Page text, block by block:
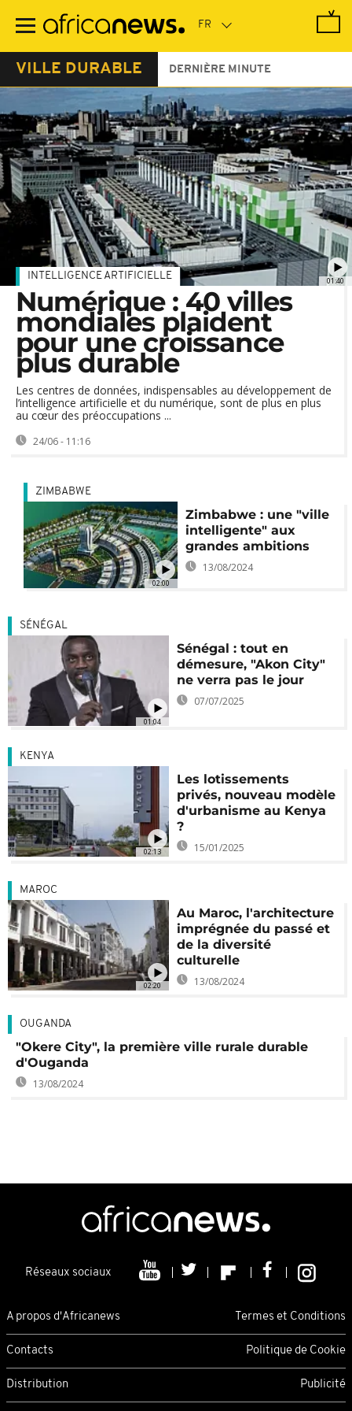
contenu
VILLE DURABLE DERNIÈRE MINUTE
01:40
INTELLIGENCE ARTIFICIELLE
Numérique : 40 villes
mondiales plaident
pour une croissance
plus durable
Les centres de données, indispensables au développement de
l’intelligence artificielle et du numérique, sont de plus en plus
au cœur des préoccupations ...
24/06 - 11:16
02:00
ZIMBABWE
Zimbabwe : une "ville
intelligente" aux
grandes ambitions
13/08/2024
01:04
SÉNÉGAL
Sénégal : tout en
démesure, "Akon City"
ne verra pas le jour
07/07/2025
02:13
KENYA
Les lotissements
privés, nouveau modèle
d'urbanisme au Kenya
?
15/01/2025
02:20
MAROC
Au Maroc, l'architecture
imprégnée du passé et
de la diversité
culturelle
13/08/2024
OUGANDA
"Okere City", la première ville rurale durable
d'Ouganda
13/08/2024
Réseaux sociaux
A propos d'Africanews Termes et Conditions
Contacts Politique de Cookie
Distribution Publicité